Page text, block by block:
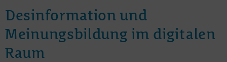
Desinformation und
Meinungsbildung im digitalen
Raum